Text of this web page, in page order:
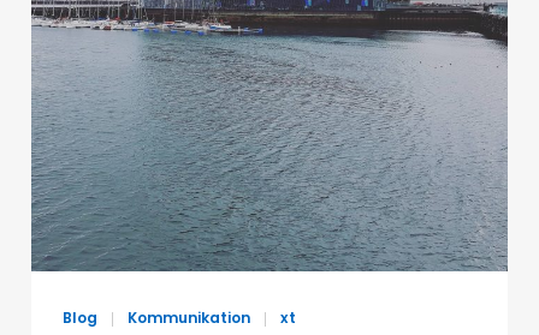
Blog Kommunikation xt